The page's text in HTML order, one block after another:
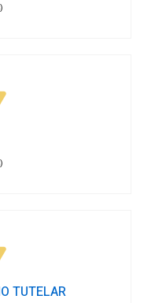
TUTELAR